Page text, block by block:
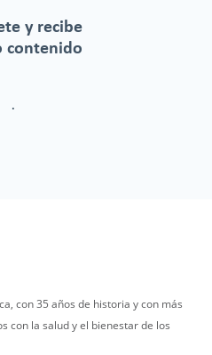
y recibe
contenido
.
con 35 años de historia y con más
con la salud y el bienestar de los